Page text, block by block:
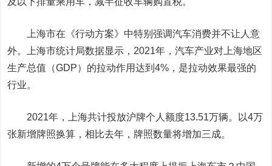
上海市在《行动方案》中特别强调汽车消费并不让人意
外。上海市统计局数据显示，2021年，汽车产业对上海地区
生产总值（GDP）的拉动作用达到4%，是拉动效果最强的
行业。
2021年，上海共计投放沪牌个人额度13.51万辆。以4万
张新增牌照换算，相比去年，牌照数量将增加三成。